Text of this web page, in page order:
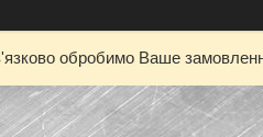
обробимо Ваше